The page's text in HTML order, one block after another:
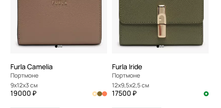
Furla Camelia
Портмоне
9x12x3 см
19000 ₽
Furla Iride
Портмоне
12x9,5x2,5 см
17500 ₽